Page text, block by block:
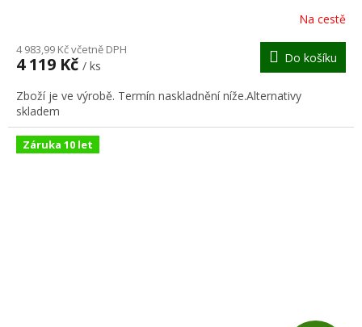
R
M
A
Na cestě
4 983,99 Kč včetně DPH
4 119 Kč / ks
Do košíku
Zboží je ve výrobě. Termín naskladnění níže.Alternativy
skladem
Záruka 10 let